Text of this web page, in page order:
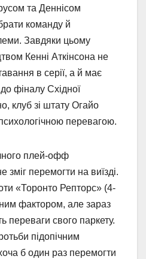
та Деннісом
команду й
Завдяки цьому
Кенні Аткінсона не
в серії, а й має
фіналу Східної
клуб зі штату Огайо
перевагою.
плей-офф
зміг перемогти на виїзді.
«Торонто Репторс» (4-
фактором, але зараз
переваги свого паркету.
підопічним
б один раз перемогти